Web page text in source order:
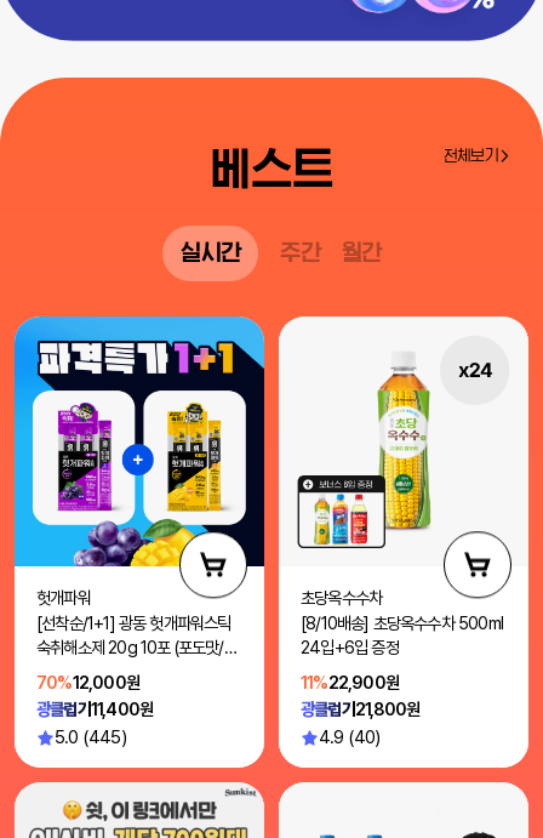
베스트 전체보기
실시간 주간 월간
헛개파워
[선착순/1+1] 광동 헛개파워스틱
숙취해소제 20g 10포 (포도맛/망
고맛)
70%12,000원
광클럽가11,400원
5.0 (445)
초당옥수수차
[8/10배송] 초당옥수수차 500ml
24입+6입 증정
11%22,900원
광클럽가21,800원
4.9 (40)